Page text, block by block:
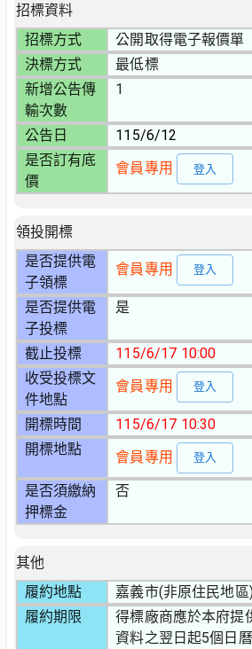
招標資料
招標方式
公開取得電子報價單
決標方式
最低標
新增公告傳
輸次數
1
公告日
115/6/12
是否訂有底
價
會員專用 登入
領投開標
是否提供電
子領標
會員專用 登入
是否提供電
子投標
是
截止投標
115/6/17 10:00
收受投標文
件地點
會員專用 登入
開標時間
115/6/17 10:30
開標地點
會員專用 登入
是否須繳納
押標金
否
其他
履約地點
嘉義市(非原住民地區
履約期限
得標廠商應於本府提
資料之翌日起5個日